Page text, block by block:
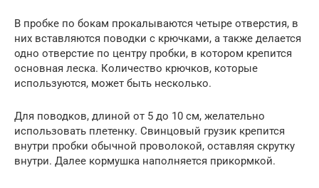
В пробке по бокам прокалываются четыре отверстия, в
них вставляются поводки с крючками, а также делается
одно отверстие по центру пробки, в котором крепится
основная леска. Количество крючков, которые
используются, может быть несколько.
Для поводков, длиной от 5 до 10 см, желательно
использовать плетенку. Свинцовый грузик крепится
внутри пробки обычной проволокой, оставляя скрутку
внутри. Далее кормушка наполняется прикормкой.